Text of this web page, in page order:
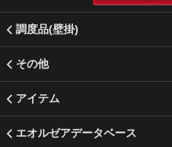
調度品(壁掛)
その他
アイテム
エオルゼアデータベース